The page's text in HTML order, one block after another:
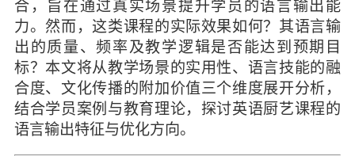
合，旨在通过真实场景提升学员的语言输出能
力。然而，这类课程的实际效果如何？其语言输
出的质量、频率及教学逻辑是否能达到预期目
标？本文将从教学场景的实用性、语言技能的融
合度、文化传播的附加价值三个维度展开分析，
结合学员案例与教育理论，探讨英语厨艺课程的
语言输出特征与优化方向。